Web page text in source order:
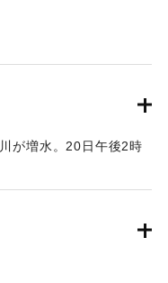
が増水。20日午後2時
かの2階建ての家へ避難
朝刊2面】